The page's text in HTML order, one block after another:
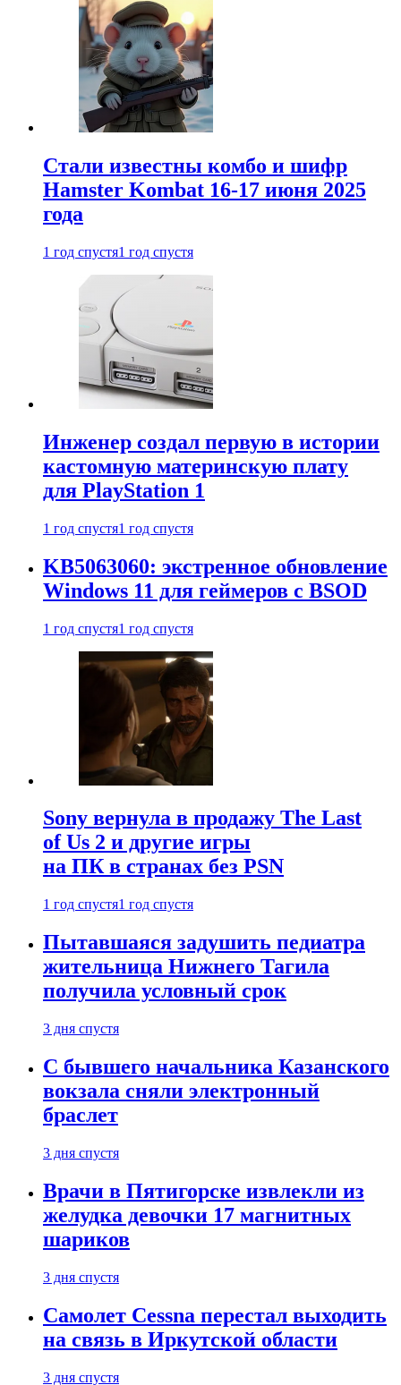
Стали известны комбо и шифр
Hamster Kombat 16-17 июня 2025
года
1 год спустя1 год спустя
Инженер создал первую в истории
кастомную материнскую плату
для PlayStation 1
1 год спустя1 год спустя
KB5063060: экстренное обновление
Windows 11 для геймеров с BSOD
1 год спустя1 год спустя
Sony вернула в продажу The Last
of Us 2 и другие игры
на ПК в странах без PSN
1 год спустя1 год спустя
Пытавшаяся задушить педиатра
жительница Нижнего Тагила
получила условный срок
3 дня спустя
С бывшего начальника Казанского
вокзала сняли электронный
браслет
3 дня спустя
Врачи в Пятигорске извлекли из
желудка девочки 17 магнитных
шариков
3 дня спустя
Самолет Cessna перестал выходить
на связь в Иркутской области
3 дня спустя